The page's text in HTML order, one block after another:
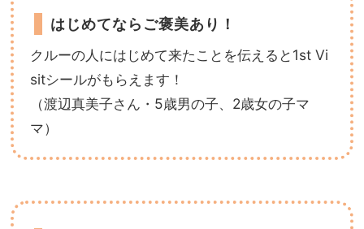
はじめてならご褒美あり！
クルーの人にはじめて来たことを伝えると1st Vi
sitシールがもらえます！
（渡辺真美子さん・5歳男の子、2歳女の子マ
マ）